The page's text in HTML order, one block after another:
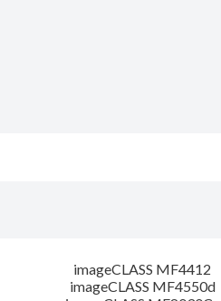
imageCLASS MF4412
imageCLASS MF4550d